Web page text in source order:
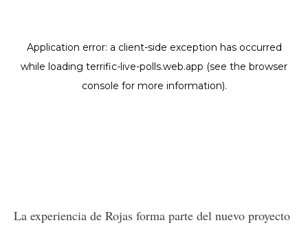
La experiencia de Rojas forma parte del nuevo proyecto